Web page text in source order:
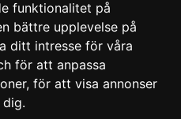
funktionalitet på
bättre upplevelse på
ditt intresse för våra
för att anpassa
, för att visa annonser
dig.